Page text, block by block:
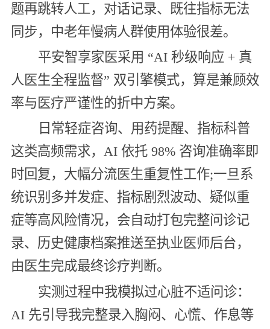
题再跳转人工，对话记录、既往指标无法
同步，中老年慢病人群使用体验很差。
平安智享家医采用 “AI 秒级响应 + 真
人医生全程监督” 双引擎模式，算是兼顾效
率与医疗严谨性的折中方案。
日常轻症咨询、用药提醒、指标科普
这类高频需求，AI 依托 98% 咨询准确率即
时回复，大幅分流医生重复性工作;一旦系
统识别多并发症、指标剧烈波动、疑似重
症等高风险情况，会自动打包完整问诊记
录、历史健康档案推送至执业医师后台，
由医生完成最终诊疗判断。
实测过程中我模拟过心脏不适问诊：
AI 先引导我完整录入胸闷、心慌、作息等